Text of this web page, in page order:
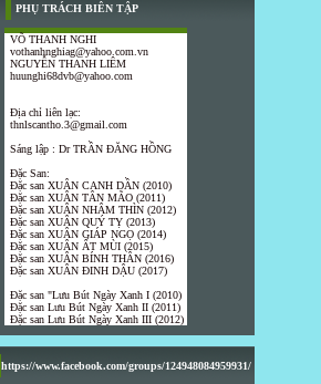
PHỤ TRÁCH BIÊN TẬP
VÕ THANH NGHI
vothanhnghiag@yahoo.com.vn
NGUYỄN THANH LIÊM
huunghi68dvb@yahoo.com
Địa chỉ liên lạc:
thnlscantho.3@gmail.com
Sáng lập : Dr TRẦN ĐĂNG HỒNG
Đặc San:
Đặc san XUÂN CANH DẦN (2010)
Đặc san XUÂN TÂN MÃO (2011)
Đặc san XUÂN NHÂM THÌN (2012)
Đặc san XUÂN QUÝ TỴ (2013)
Đặc san XUÂN GIÁP NGỌ (2014)
Đặc san XUÂN ẤT MÙI (2015)
Đặc san XUÂN BÍNH THÂN (2016)
Đặc san XUÂN ĐINH DẬU (2017)
Đặc san "Lưu Bút Ngày Xanh I (2010)
Đặc san Lưu Bút Ngày Xanh II (2011)
Đặc san Lưu Bút Ngày Xanh III (2012)
https://www.facebook.com/groups/124948084959931/